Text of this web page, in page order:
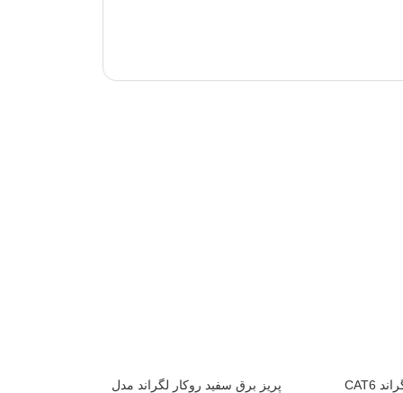
پریز شبکه روکار لگراند CAT6 پریز برق سفید روکار لگراند مدل